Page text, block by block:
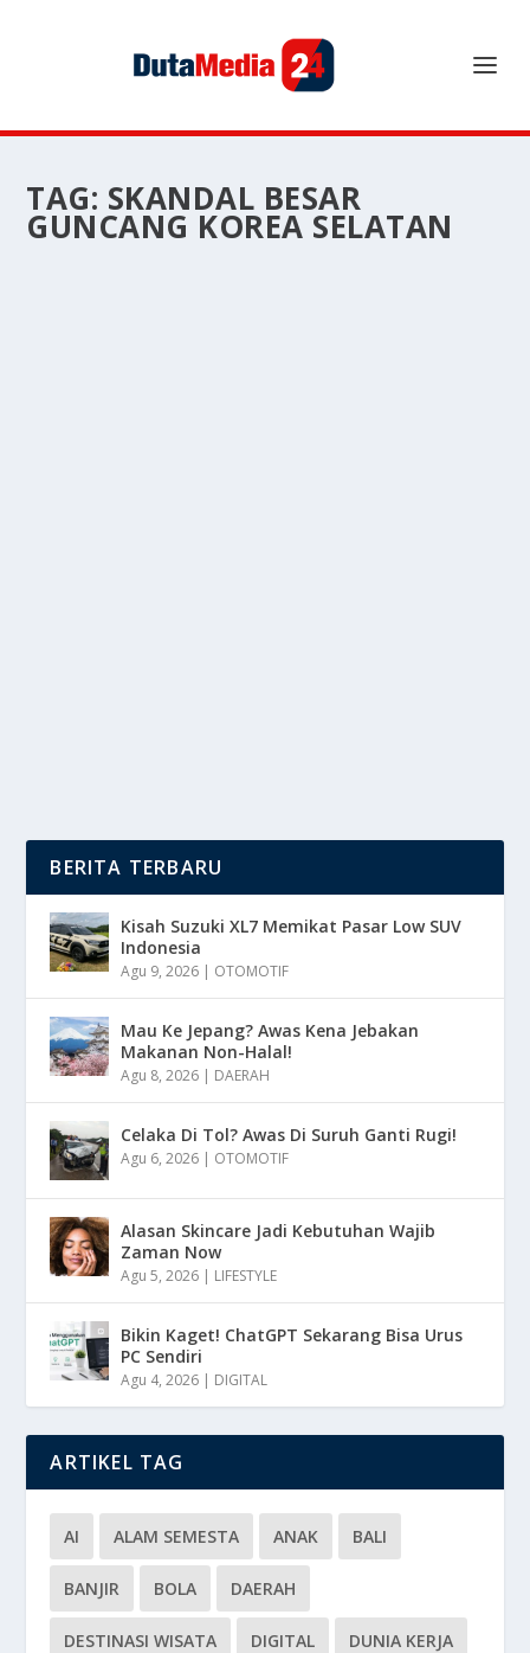
TAG: SKANDAL BESAR
GUNCANG KOREA SELATAN
BERITA TERBARU
Kisah Suzuki XL7 Memikat Pasar Low SUV
Indonesia
Agu 9, 2026 | OTOMOTIF
Mau Ke Jepang? Awas Kena Jebakan
Makanan Non-Halal!
Agu 8, 2026 | DAERAH
Celaka Di Tol? Awas Di Suruh Ganti Rugi!
Agu 6, 2026 | OTOMOTIF
Alasan Skincare Jadi Kebutuhan Wajib
Zaman Now
Agu 5, 2026 | LIFESTYLE
Bikin Kaget! ChatGPT Sekarang Bisa Urus
PC Sendiri
Agu 4, 2026 | DIGITAL
ARTIKEL TAG
AI ALAM SEMESTA ANAK BALI
BANJIR BOLA DAERAH
DESTINASI WISATA DIGITAL DUNIA KERJA